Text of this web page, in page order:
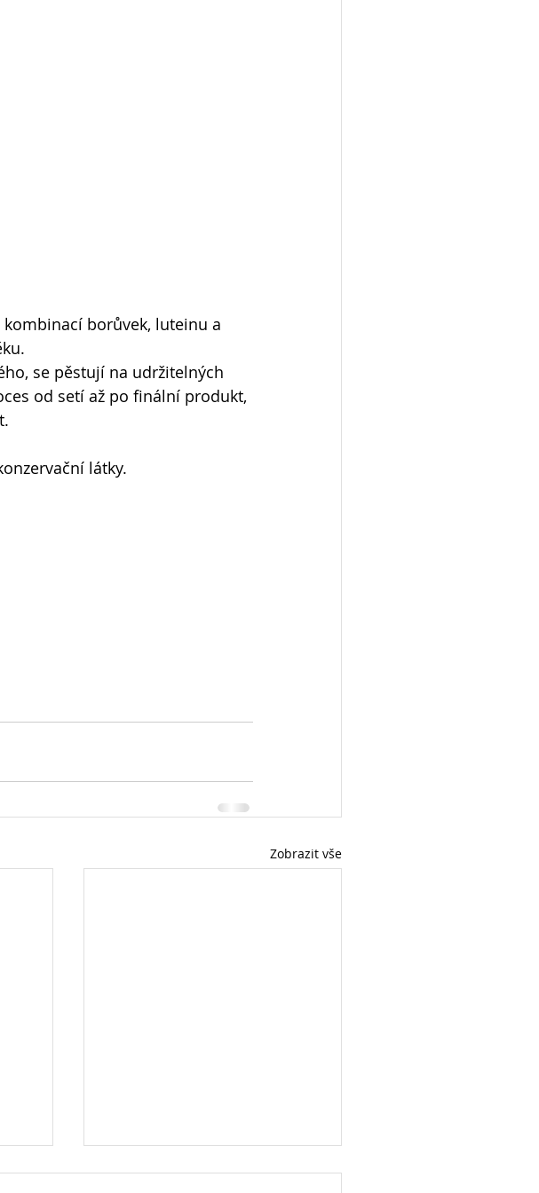
kombinací borůvek, luteinu a
se pěstují na udržitelných
od setí až po finální produkt,
látky.
Zobrazit vše